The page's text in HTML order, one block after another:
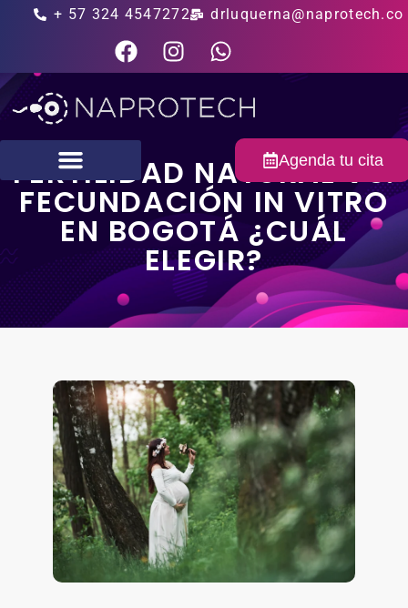
+ 57 324 4547272 drluquerna@naprotech.co
Agenda tu cita
FERTILIDAD NATURAL VS.
FECUNDACIÓN IN VITRO
EN BOGOTÁ ¿CUÁL
ELEGIR?